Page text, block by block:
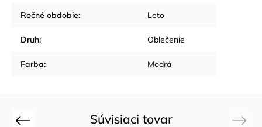
Ročné obdobie: Leto
Druh: Oblečenie
Farba: Modrá
Súvisiaci tovar
Previous Next